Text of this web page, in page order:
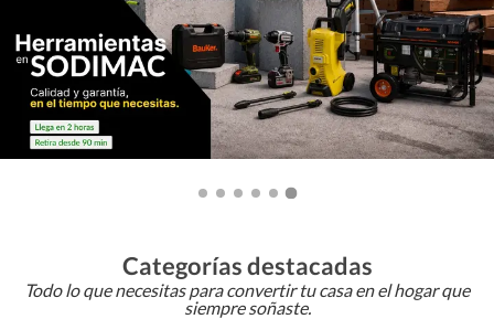
Categorías destacadas
Todo lo que necesitas para convertir tu casa en el hogar que
siempre soñaste.